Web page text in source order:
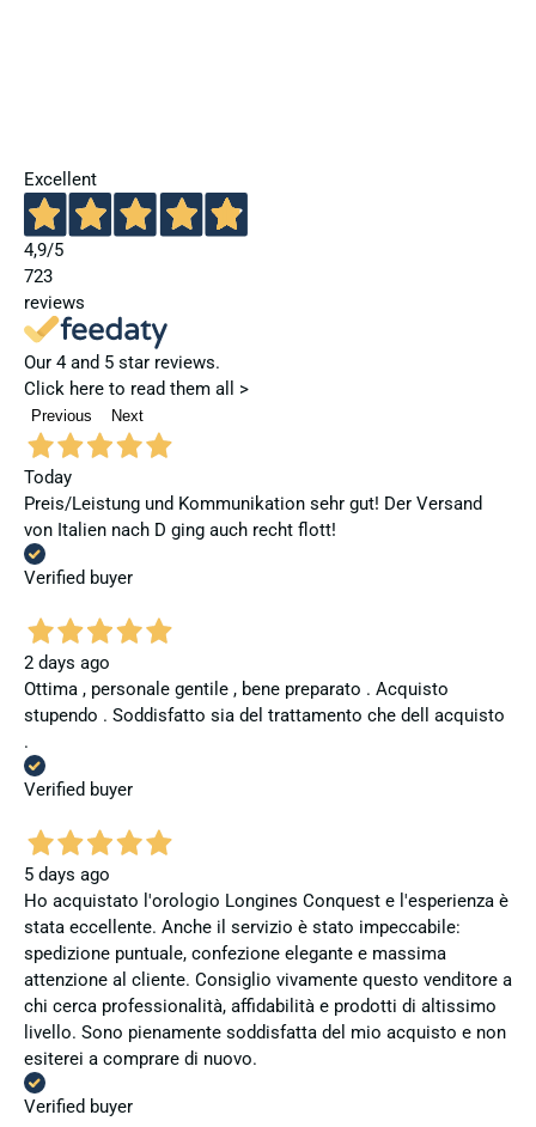
Excellent
4,9/5
723
reviews
Our 4 and 5 star reviews.
Click here to read them all >
Previous Next
Today
Preis/Leistung und Kommunikation sehr gut! Der Versand
von Italien nach D ging auch recht flott!
Verified buyer
2 days ago
Ottima , personale gentile , bene preparato . Acquisto
stupendo . Soddisfatto sia del trattamento che dell acquisto
.
Verified buyer
5 days ago
Ho acquistato l'orologio Longines Conquest e l'esperienza è
stata eccellente. Anche il servizio è stato impeccabile:
spedizione puntuale, confezione elegante e massima
attenzione al cliente. Consiglio vivamente questo venditore a
chi cerca professionalità, affidabilità e prodotti di altissimo
livello. Sono pienamente soddisfatta del mio acquisto e non
esiterei a comprare di nuovo.
Verified buyer